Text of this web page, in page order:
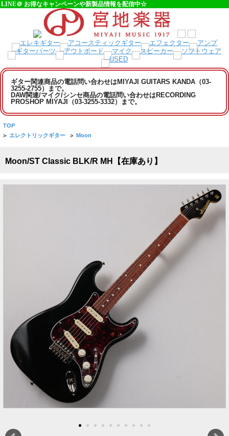
LINE＠ お得なキャンペーンや新製品情報を配信中☆
ギター関連商品の電話問い合わせはMIYAJI GUITARS KANDA（03-
3255-2755）まで。
DAW関連/マイク/シンセ商品の電話問い合わせはRECORDING
PROSHOP MIYAJI（03-3255-3332）まで。
TOP
> エレクトリックギター > Moon
Moon/ST Classic BLK/R MH【在庫あり】